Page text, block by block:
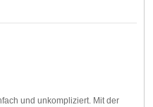
und unkompliziert. Mit der